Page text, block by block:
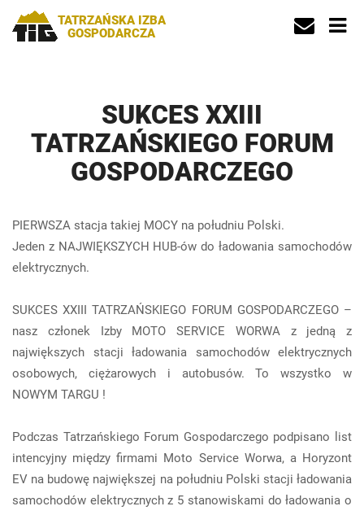
TATRZAŃSKA IZBA
GOSPODARCZA
SUKCES XXIII
TATRZAŃSKIEGO FORUM
GOSPODARCZEGO
PIERWSZA stacja takiej MOCY na południu Polski.
Jeden z NAJWIĘKSZYCH HUB-ów do ładowania samochodów
elektrycznych.
SUKCES XXIII TATRZAŃSKIEGO FORUM GOSPODARCZEGO –
nasz członek Izby MOTO SERVICE WORWA z jedną z
największych stacji ładowania samochodów elektrycznych
osobowych, ciężarowych i autobusów. To wszystko w
NOWYM TARGU !
Podczas Tatrzańskiego Forum Gospodarczego podpisano list
intencyjny między firmami Moto Service Worwa, a Horyzont
EV na budowę największej na południu Polski stacji ładowania
samochodów elektrycznych z 5 stanowiskami do ładowania o